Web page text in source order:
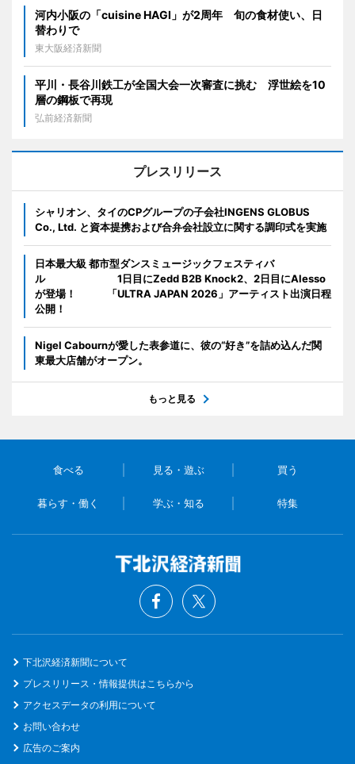
河内小阪の「cuisine HAGI」が2周年 旬の食材使い、日
替わりで
東大阪経済新聞
平川・長谷川鉄工が全国大会一次審査に挑む 浮世絵を10
層の鋼板で再現
弘前経済新聞
プレスリリース
シャリオン、タイのCPグループの子会社INGENS GLOBUS
Co., Ltd. と資本提携および合弁会社設立に関する調印式を実施
日本最大級 都市型ダンスミュージックフェスティバ
ル 1日目にZedd B2B Knock2、2日目にAlesso
が登場！ 「ULTRA JAPAN 2026」アーティスト出演日程
公開！
Nigel Cabournが愛した表参道に、彼の“好き”を詰め込んだ関
東最大店舗がオープン。
もっと見る
食べる 見る・遊ぶ 買う
暮らす・働く 学ぶ・知る 特集
下北沢経済新聞について
プレスリリース・情報提供はこちらから
アクセスデータの利用について
お問い合わせ
広告のご案内